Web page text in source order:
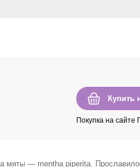
Купить
Покупка на сайте
мяты — mentha piperita.